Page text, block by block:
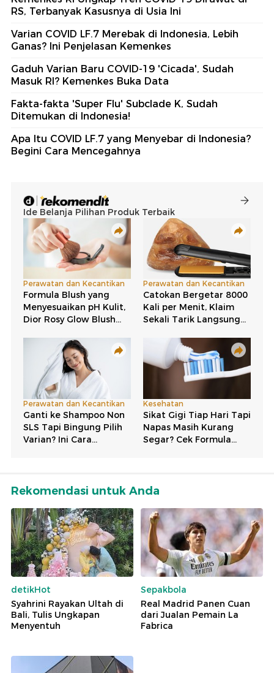
RS, Terbanyak Kasusnya di Usia Ini
Varian COVID LF.7 Merebak di Indonesia, Lebih
Ganas? Ini Penjelasan Kemenkes
Gaduh Varian Baru COVID-19 'Cicada', Sudah
Masuk RI? Kemenkes Buka Data
Fakta-fakta 'Super Flu' Subclade K, Sudah
Ditemukan di Indonesia!
Apa Itu COVID LF.7 yang Menyebar di Indonesia?
Begini Cara Mencegahnya
Rekomendasi untuk Anda
detikHot
Syahrini Rayakan Ultah di
Bali, Tulis Ungkapan
Menyentuh
Sepakbola
Real Madrid Panen Cuan
dari Jualan Pemain La
Fabrica